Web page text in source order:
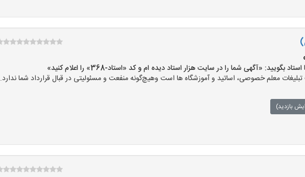
بگویید: «آگهی شما را در سایت هزار استاد دیده ام و کد «استاد-368» را اعلام کنید»
معلم خصوصی، اساتید و آموزشگاه ها است وهیچ‌گونه منفعت و مسئولیتی در قبال قرارداد شما ندارد.
بازدید)